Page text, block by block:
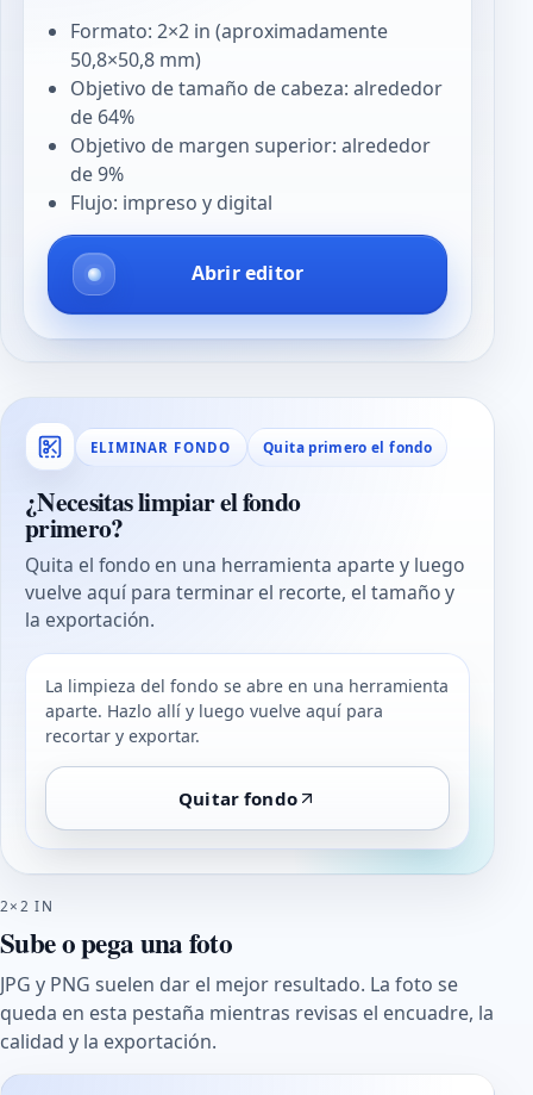
Formato: 2×2 in (aproximadamente
50,8×50,8 mm)
Objetivo de tamaño de cabeza: alrededor
de 64%
Objetivo de margen superior: alrededor
de 9%
Flujo: impreso y digital
Abrir editor
ELIMINAR FONDO Quita primero el fondo
¿Necesitas limpiar el fondo
primero?
Quita el fondo en una herramienta aparte y luego
vuelve aquí para terminar el recorte, el tamaño y
la exportación.
La limpieza del fondo se abre en una herramienta
aparte. Hazlo allí y luego vuelve aquí para
recortar y exportar.
Quitar fondo
2×2 IN
Sube o pega una foto
JPG y PNG suelen dar el mejor resultado. La foto se
queda en esta pestaña mientras revisas el encuadre, la
calidad y la exportación.